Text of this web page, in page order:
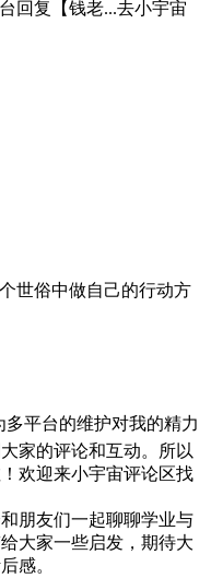
回复【钱老...去小宇宙
世俗中做自己的行动方
多平台的维护对我的精力
家的评论和互动。所以
欢迎来小宇宙评论区找
朋友们一起聊聊学业与
大家一些启发，期待大
感。